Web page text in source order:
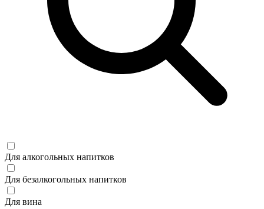
Для алкогольных напитков
Для безалкогольных напитков
Для вина